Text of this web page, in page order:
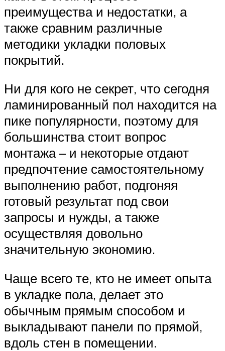
преимущества и недостатки, а
также сравним различные
методики укладки половых
покрытий.
Ни для кого не секрет, что сегодня
ламинированный пол находится на
пике популярности, поэтому для
большинства стоит вопрос
монтажа – и некоторые отдают
предпочтение самостоятельному
выполнению работ, подгоняя
готовый результат под свои
запросы и нужды, а также
осуществляя довольно
значительную экономию.
Чаще всего те, кто не имеет опыта
в укладке пола, делает это
обычным прямым способом и
выкладывают панели по прямой,
вдоль стен в помещении.